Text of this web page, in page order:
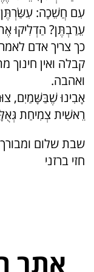
עִם חֲשֵׁכָה:
עֵרַבְתֶּן? הַדְלִיקוּ
כך צריך אדם
קבלה ואין חינוך
ואהבה.
אָבִינוּ שֶׁבַּשָּׁמַיִם,
רֵאשִׁית צְמִיחַת
שבת שלום ומבורך
חזי ברזני
אתר